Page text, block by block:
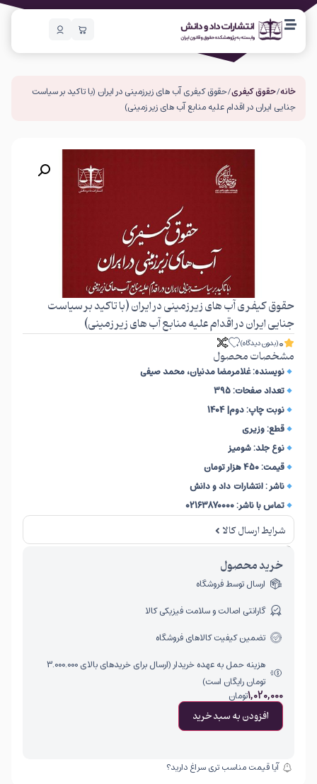
خانه/حقوق کیفری/ حقوق کیفری آب های زیرزمینی در ایران (با تاکید بر سیاست
جنایی ایران در اقدام علیه منابع آب های زیر زمینی)
حقوق کیفری آب های زیرزمینی در ایران (با تاکید بر سیاست
جنایی ایران در اقدام علیه منابع آب های زیر زمینی)
0(بدون دیدگاه)
مشخصات محصول
نویسنده: غلامرمضا مدنیان، محمد صیفی
تعداد صفحات: 395
نوبت چاپ: دوم| 1404
قطع: وزیری
نوع جلد:شومیز
قیمت: 450 هزار تومان
ناشر :انتشارات داد و دانش
تماس با ناشر: 02163870000
شرایط ارسال کالا
خرید محصول
ارسال توسط فروشگاه
گارانتی اصالت و سلامت فیزیکی کالا
تضمین کیفیت کالاهای فروشگاه
هزینه حمل به عهده خریدار (ارسال برای خریدهای بالای ۳.۰۰۰.۰۰۰
تومان رایگان است)
1,020,000تومان
افزودن به سبد خرید
آیا قیمت مناسب تری سراغ دارید؟